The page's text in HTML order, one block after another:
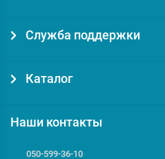
Служба поддержки
Каталог
Наши контакты
050-599-36-10